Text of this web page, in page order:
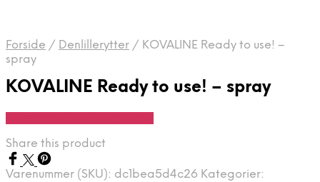
Forside / Denlillerytter / KOVALINE Ready to use! –
spray
KOVALINE Ready to use! – spray
Share this product
Varenummer (SKU): dc1bea5d4c26 Kategorier: